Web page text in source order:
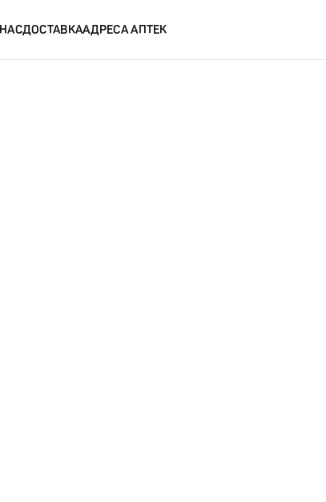
ДОСТАВКААДРЕСА АПТЕК